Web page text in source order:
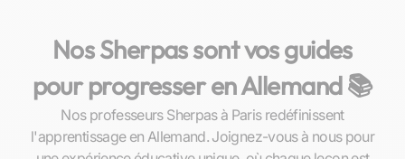
Nos Sherpas sont vos guides
pour progresser en Allemand 📚
Nos professeurs Sherpas à Paris redéfinissent
l'apprentissage en Allemand. Joignez-vous à nous pour